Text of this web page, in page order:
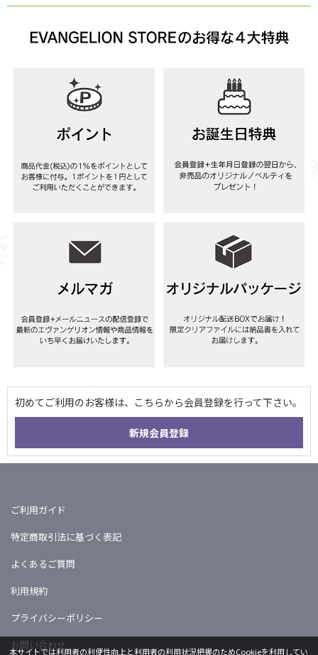
ご利用ガイド
特定商取引法に基づく表記
よくあるご質問
利用規約
プライバシーポリシー
お問い合わせ
本サイトでは利用者の利便性向上と利用者の利用状況把握のためCookieを利用してい